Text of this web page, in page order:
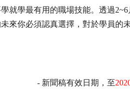
就學最有用的職場技能。透過2~6
來你必須認真選擇，對於學員的
- 新聞稿有效日期，至